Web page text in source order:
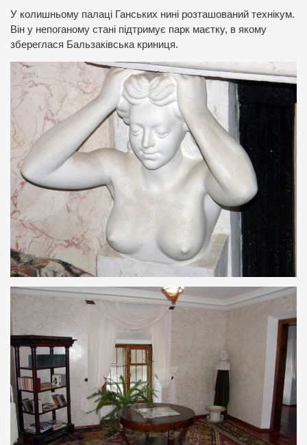
У колишньому палаці Ганських нині розташований технікум.
Він у непоганому стані підтримує парк маєтку, в якому
збереглася Бальзаківська криниця.